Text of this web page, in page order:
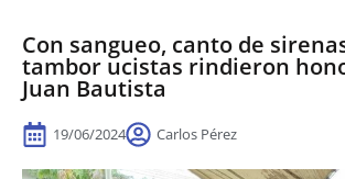
Con sangueo, canto de
tambor ucistas rindieron
Juan Bautista
19/06/2024 Carlos Pérez